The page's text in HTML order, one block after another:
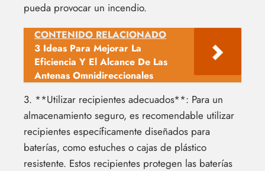
pueda provocar un incendio.
CONTENIDO RELACIONADO
3 Ideas Para Mejorar La
Eficiencia Y El Alcance De Las
Antenas Omnidireccionales
3. **Utilizar recipientes adecuados**: Para un
almacenamiento seguro, es recomendable utilizar
recipientes específicamente diseñados para
baterías, como estuches o cajas de plástico
resistente. Estos recipientes protegen las baterías